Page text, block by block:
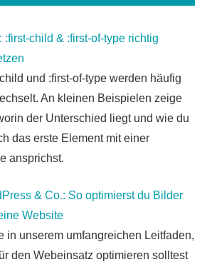
:first-child & :first-of-type richtig
und :first-of-type werden häufig
An kleinen Beispielen zeige
der Unterschied liegt und wie du
das erste Element mit einer
ansprichst.
& Co.: So optimierst du Bilder
Website
in unserem umfangreichen Leitfaden,
den Webeinsatz optimieren solltest